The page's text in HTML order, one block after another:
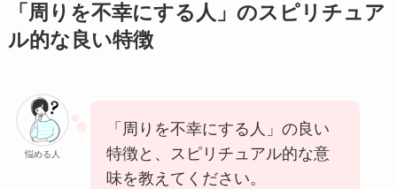
「周りを不幸にする人」のスピリチュア
ル的な良い特徴
悩める人
「周りを不幸にする人」の良い
特徴と、スピリチュアル的な意
味を教えてください。